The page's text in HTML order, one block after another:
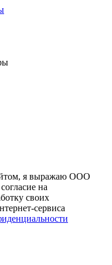
я выражаю ООО
на
своих
сервиса